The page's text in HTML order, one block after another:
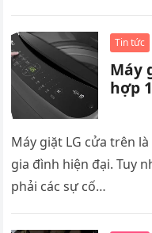
Tin tức
Máy
hợp
Máy giặt LG cửa trên
gia đình hiện đại. Tuy
phải các sự cố…